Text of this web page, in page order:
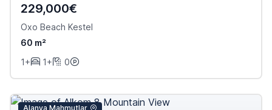
229,000€
Oxo Beach Kestel
60 m²
1+
1+ 0
Alanya Mahmutlar